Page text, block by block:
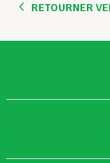
RETOURNER